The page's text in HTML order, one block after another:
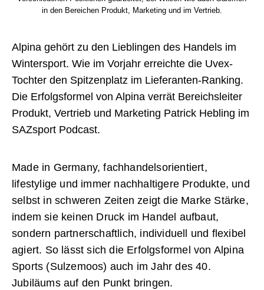
in den Bereichen Produkt, Marketing und im Vertrieb.
Alpina gehört zu den Lieblingen des Handels im
Wintersport. Wie im Vorjahr erreichte die Uvex-
Tochter den Spitzenplatz im Lieferanten-Ranking.
Die Erfolgsformel von Alpina verrät Bereichsleiter
Produkt, Vertrieb und Marketing Patrick Hebling im
SAZsport Podcast.
Made in Germany, fachhandels­orientiert,
lifestylige und immer nachhaltigere Produkte, und
selbst in schweren Zeiten zeigt die Marke Stärke,
indem sie keinen Druck im Handel aufbaut,
sondern partnerschaftlich, individuell und flexibel
agiert. So lässt sich die Erfolgsformel von Alpina
Sports (Sulzemoos) auch im Jahr des 40.
Jubiläums auf den Punkt bringen.